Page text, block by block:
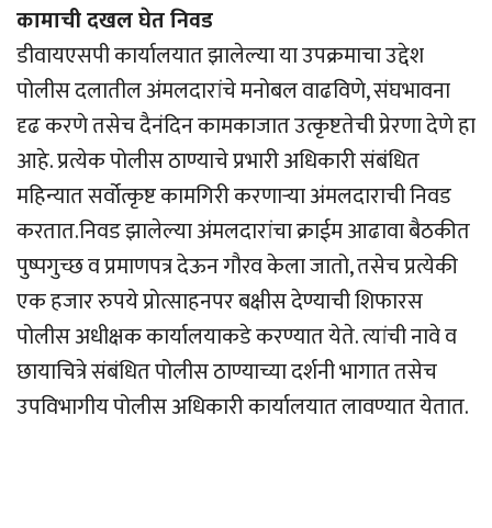
कामाची दखल घेत निवड
डीवायएसपी कार्यालयात झालेल्या या उपक्रमाचा उद्देश
पोलीस दलातील अंमलदारांचे मनोबल वाढविणे, संघभावना
दृढ करणे तसेच दैनंदिन कामकाजात उत्कृष्टतेची प्रेरणा देणे हा
आहे. प्रत्येक पोलीस ठाण्याचे प्रभारी अधिकारी संबंधित
महिन्यात सर्वोत्कृष्ट कामगिरी करणार्‍या अंमलदाराची निवड
करतात.निवड झालेल्या अंमलदारांचा क्राईम आढावा बैठकीत
पुष्पगुच्छ व प्रमाणपत्र देऊन गौरव केला जातो, तसेच प्रत्येकी
एक हजार रुपये प्रोत्साहनपर बक्षीस देण्याची शिफारस
पोलीस अधीक्षक कार्यालयाकडे करण्यात येते. त्यांची नावे व
छायाचित्रे संबंधित पोलीस ठाण्याच्या दर्शनी भागात तसेच
उपविभागीय पोलीस अधिकारी कार्यालयात लावण्यात येतात.